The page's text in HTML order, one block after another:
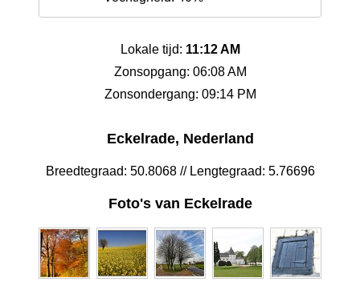
Lokale tijd: 11:12 AM
Zonsopgang: 06:08 AM
Zonsondergang: 09:14 PM
Eckelrade, Nederland
Breedtegraad: 50.8068 // Lengtegraad: 5.76696
Foto's van Eckelrade